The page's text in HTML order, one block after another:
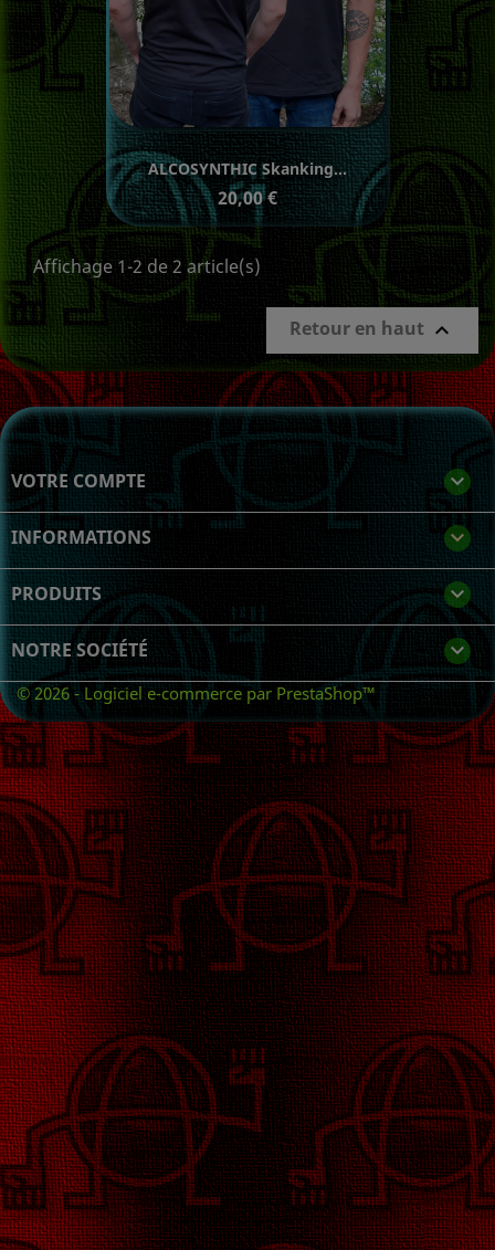
ALCOSYNTHIC Skanking...
Prix
20,00 €
Affichage 1-2 de 2 article(s)
Retour en haut 
VOTRE COMPTE 
INFORMATIONS keyboard_arrow_down
PRODUITS 
NOTRE SOCIÉTÉ 
© 2026 - Logiciel e-commerce par PrestaShop™